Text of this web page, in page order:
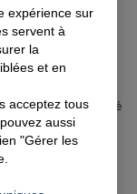
comme
si vous parcourez
à vous assurer
? Nous avons
ou résiliés
si vous êtes équipé
qu'il vous
tout savoir sur
expérience sur
servent à
la
et en
acceptez tous
aussi
"Gérer les